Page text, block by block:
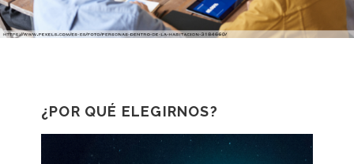
¿POR QUÉ ELEGIRNOS?